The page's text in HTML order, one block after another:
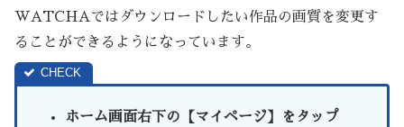
WATCHAではダウンロードしたい作品の画質を変更す
ることができるようになっています。
ホーム画面右下の【マイページ】をタップ